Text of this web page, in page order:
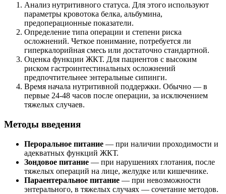
Анализ нутритивного статуса. Для этого используют
параметры кровотока белка, альбумина,
предоперационные показатели.
Определение типа операции и степени риска
осложнений. Четкое понимание, потребуется ли
гиперкалорийная смесь или достаточно стандартной.
Оценка функции ЖКТ. Для пациентов с высоким
риском гастроинтестинальных осложнений
предпочтительнее энтеральные сипинги.
Время начала нутритивной поддержки. Обычно — в
первые 24-48 часов после операции, за исключением
тяжелых случаев.
Методы введения
Пероральное питание — при наличии проходимости и
адекватных функций ЖКТ.
Зондовое питание — при нарушениях глотания, после
тяжелых операций на лице, желудке или кишечнике.
Параентеральное питание — при невозможности
энтерального, в тяжелых случаях — сочетание методов.